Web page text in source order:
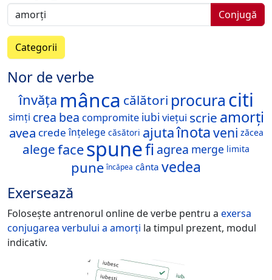
Conjugă
Categorii
Nor de verbe
învăța mânca călători procura citi
simți crea bea compromite iubi viețui scrie amorți
avea crede înțelege căsători ajutaînotaveni zăcea
alegefacespunefi agrea merge limita
pune încăpea cânta vedea
Exersează
Folosește antrenorul online de verbe pentru a exersa
conjugarea verbului a amorți la timpul prezent, modul
indicativ.